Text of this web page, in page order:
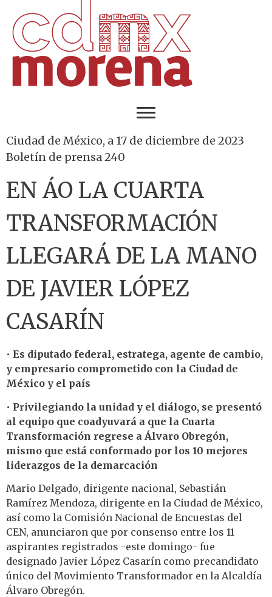
Ciudad de México, a 17 de diciembre de 2023
Boletín de prensa 240
EN ÁO LA CUARTA
TRANSFORMACIÓN
LLEGARÁ DE LA MANO
DE JAVIER LÓPEZ
CASARÍN
• Es diputado federal, estratega, agente de cambio,
y empresario comprometido con la Ciudad de
México y el país
• Privilegiando la unidad y el diálogo, se presentó
al equipo que coadyuvará a que la Cuarta
Transformación regrese a Álvaro Obregón,
mismo que está conformado por los 10 mejores
liderazgos de la demarcación
Mario Delgado, dirigente nacional, Sebastián
Ramírez Mendoza, dirigente en la Ciudad de México,
así como la Comisión Nacional de Encuestas del
CEN, anunciaron que por consenso entre los 11
aspirantes registrados -este domingo- fue
designado Javier López Casarín como precandidato
único del Movimiento Transformador en la Alcaldía
Álvaro Obregón.